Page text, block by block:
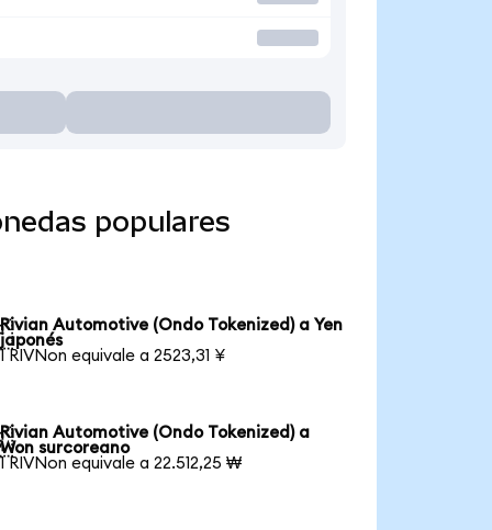
populares
Rivian Automotive (Ondo Tokenized) a Yen
japonés
1 RIVNon equivale a 2523,31 ¥
Rivian Automotive (Ondo Tokenized) a
Won surcoreano
1 RIVNon equivale a 22.512,25 ₩